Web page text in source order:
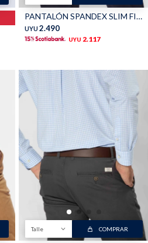
PANTALÓN SPANDEX SLIM FIT - Azul
UYU 2.490
UYU 2.117
Talle COMPRAR
Calzado
Accesorios
Uniformes empresariales